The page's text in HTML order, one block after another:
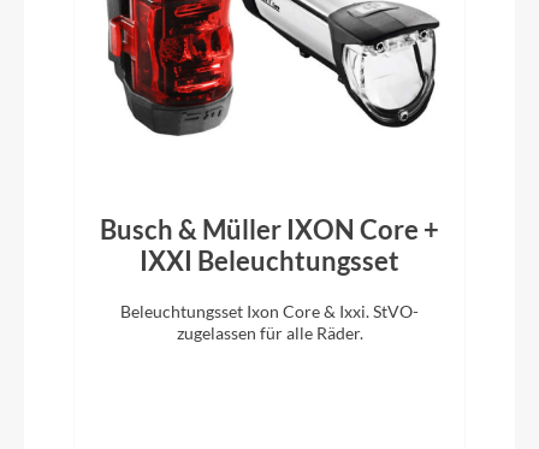
Pedale
ACID PP MTB
Full-Suspension
Busch & Müller IXON Core +
IXXI Beleuchtungsset
Beleuchtungsset Ixon Core & Ixxi. StVO-
zugelassen für alle Räder.